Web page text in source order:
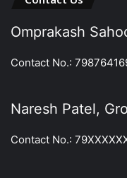
Omprakash
Contact No.:
Naresh Patel,
Contact No.: